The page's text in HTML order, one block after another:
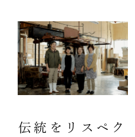
伝統をリスペク